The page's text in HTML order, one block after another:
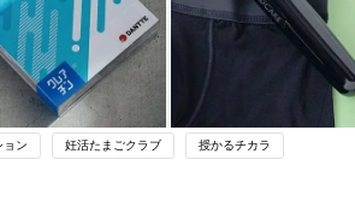
ョン 妊活たまごクラブ 授かるチカラ